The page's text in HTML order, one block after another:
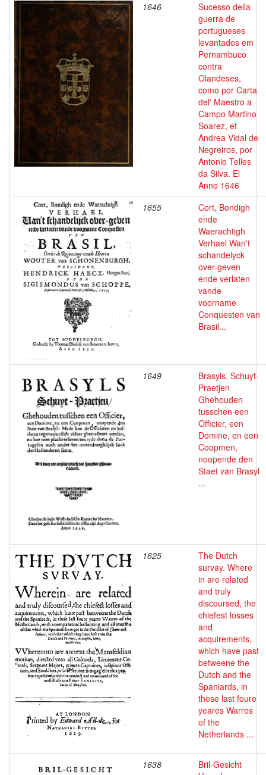
1646
Sucesso della
guerra de
portugueses
levantados em
Pernambuco
contra
Olandeses,
como por Carta
del' Maestro a
Campo Martino
Soarez, et
Andrea Vidal de
Negreiros, por
Antonio Telles
da Silva. El
Anno 1646
1655
Cort, Bondigh
ende
Waerachtigh
Verhael Wan't
schandelyck
over-geven
ende verlaten
vande
voorname
Conquesten van
Brasil...
1649
Brasyls. Schuyt-
Praetjen
Ghehouden
tusschen een
Officier, een
Domine, en een
Coopmen,
noopende den
Staet van Brasyl
...
1625
The Dutch
survay. Where
in are related
and truly
discoursed, the
chiefest losses
and
acquirements,
which have past
betweene the
Dutch and the
Spaniards, in
these last foure
yeares Warres
of the
Netherlands ...
1638
Bril-Gesicht